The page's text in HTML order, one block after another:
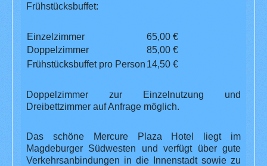
Frühstücksbuffet:
Einzelzimmer
65,00 €
Doppelzimmer
85,00 €
Frühstücksbuffet pro Person 14,50 €
Doppelzimmer zur Einzelnutzung und
Dreibettzimmer auf Anfrage möglich.
Das schöne Mercure Plaza Hotel liegt im
Magdeburger Südwesten und verfügt über gute
Verkehrsanbindungen in die Innenstadt sowie zu